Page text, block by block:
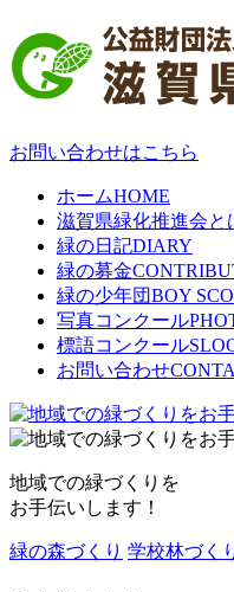
お問い合わせはこちら
ホームHOME
滋賀県緑化推進会と
緑の日記DIARY
緑の募金
緑の少年団BOY
写真コンクール
標語コンクール
お問い合わせ
地域での緑づくりを
お手伝いします！
緑の森づくり 学校林づく